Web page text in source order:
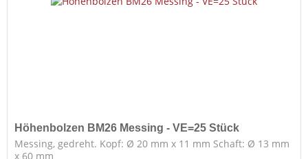
Höhenbolzen BM26 Messing - VE=25 Stück
Messing, gedreht. Kopf: Ø 20 mm x 11 mm Schaft: Ø 13 mm
x 60 mm